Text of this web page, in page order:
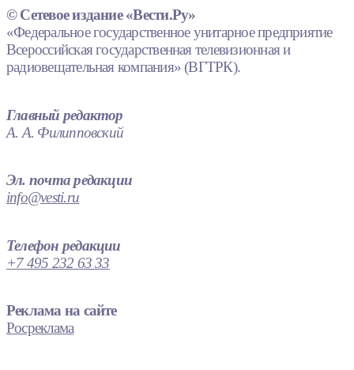
© Сетевое издание «Вести.Ру»
«Федеральное государственное унитарное предприятие
Всероссийская государственная телевизионная и
радиовещательная компания» (ВГТРК).
Главный редактор
А. А. Филипповский
Эл. почта редакции
info@vesti.ru
Телефон редакции
+7 495 232 63 33
Реклама на сайте
Росреклама